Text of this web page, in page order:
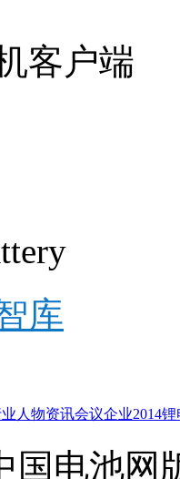
库
人物资讯
国电池网
政策|顾